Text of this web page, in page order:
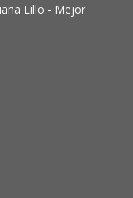
Lillo - Mejor